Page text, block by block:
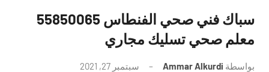
سباك فني صحي الفنطاس 55850065
معلم صحي تسليك مجاري
بواسطة Ammar Alkurdi سبتمبر 27, 2021